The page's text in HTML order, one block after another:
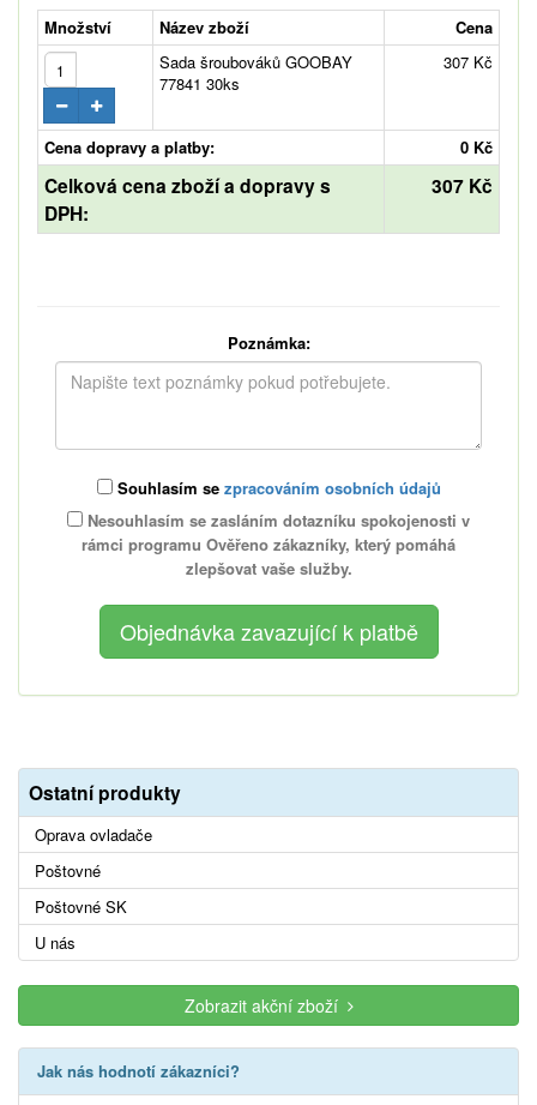
Množství Název zboží
Cena
Sada šroubováků GOOBAY
77841 30ks
307 Kč
Cena dopravy a platby: 0 Kč
Celková cena zboží a dopravy s
DPH:
307 Kč
Poznámka:
Souhlasím se zpracováním osobních údajů
Nesouhlasím se zasláním dotazníku spokojenosti v
rámci programu Ověřeno zákazníky, který pomáhá
zlepšovat vaše služby.
Ostatní produkty
Oprava ovladače
Poštovné
Poštovné SK
U nás
Zobrazit akční zboží
Jak nás hodnotí zákazníci?